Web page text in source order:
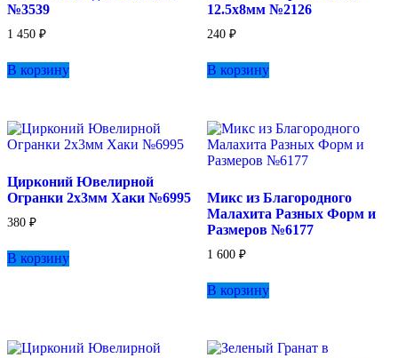
№3539
1 450 ₽
В корзину
12.5х8мм №2126
240 ₽
В корзину
Цирконий Ювелирной
Огранки 2х3мм Хаки №6995
380 ₽
В корзину
Микс из Благородного
Малахита Разных Форм и
Размеров №6177
1 600 ₽
В корзину